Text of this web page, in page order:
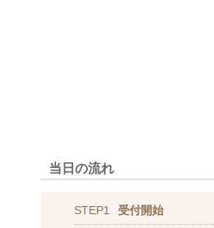
当日の流れ
STEP1 受付開始